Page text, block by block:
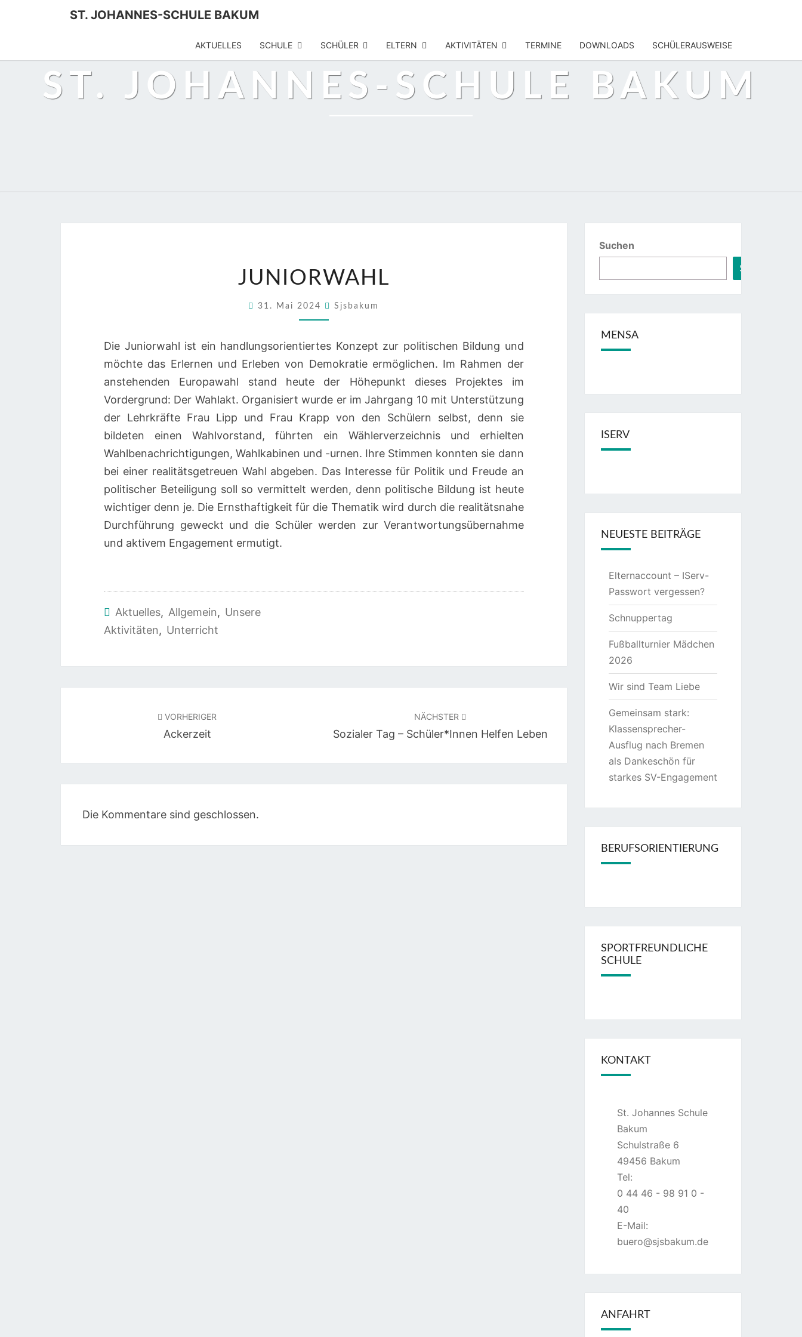
ST. JOHANNES-SCHULE BAKUM
AKTUELLES SCHULE SCHÜLER ELTERN AKTIVITÄTEN TERMINE DOWNLOADS SCHÜLERAUSWEISE
ST. JOHANNES-SCHULE BAKUM
JUNIORWAHL
31. Mai 2024 Sjsbakum
Die Juniorwahl ist ein handlungsorientiertes Konzept zur politischen Bildung und
möchte das Erlernen und Erleben von Demokratie ermöglichen. Im Rahmen der
anstehenden Europawahl stand heute der Höhepunkt dieses Projektes im
Vordergrund: Der Wahlakt. Organisiert wurde er im Jahrgang 10 mit Unterstützung
der Lehrkräfte Frau Lipp und Frau Krapp von den Schülern selbst, denn sie
bildeten einen Wahlvorstand, führten ein Wählerverzeichnis und erhielten
Wahlbenachrichtigungen, Wahlkabinen und -urnen. Ihre Stimmen konnten sie dann
bei einer realitätsgetreuen Wahl abgeben. Das Interesse für Politik und Freude an
politischer Beteiligung soll so vermittelt werden, denn politische Bildung ist heute
wichtiger denn je. Die Ernsthaftigkeit für die Thematik wird durch die realitätsnahe
Durchführung geweckt und die Schüler werden zur Verantwortungsübernahme
und aktivem Engagement ermutigt.
Aktuelles, Allgemein, Unsere
Aktivitäten, Unterricht
VORHERIGER
Ackerzeit
NÄCHSTER
Sozialer Tag – Schüler*innen Helfen Leben
Die Kommentare sind geschlossen.
Suchen
Suchen
MENSA
ISERV
NEUESTE BEITRÄGE
Elternaccount – IServ-
Passwort vergessen?
Schnuppertag
Fußballturnier Mädchen
2026
Wir sind Team Liebe
Gemeinsam stark:
Klassensprecher-
Ausflug nach Bremen
als Dankeschön für
starkes SV-Engagement
BERUFSORIENTIERUNG
SPORTFREUNDLICHE
SCHULE
KONTAKT
St. Johannes Schule
Bakum
Schulstraße 6
49456 Bakum
Tel:
0 44 46 - 98 91 0 -
40
E-Mail:
buero@sjsbakum.de
ANFAHRT